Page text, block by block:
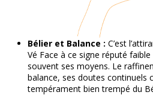
Bélier et Balance : C’est
Vé Face à ce signe réputé
souvent ses moyens. Le
balance, ses doutes continuels
tempérament bien trempé du